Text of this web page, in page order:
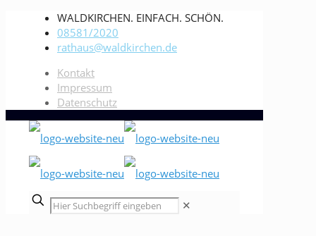
WALDKIRCHEN. EINFACH. SCHÖN.
08581/2020
rathaus@waldkirchen.de
Kontakt
Impressum
Datenschutz
✕